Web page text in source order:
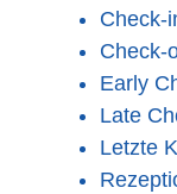
Check-
Check-
Early
Late
Letzte